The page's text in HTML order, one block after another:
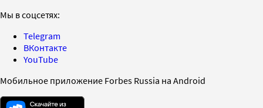
Мы в соцсетях:
Telegram
ВКонтакте
YouTube
Мобильное приложение Forbes Russia на Android